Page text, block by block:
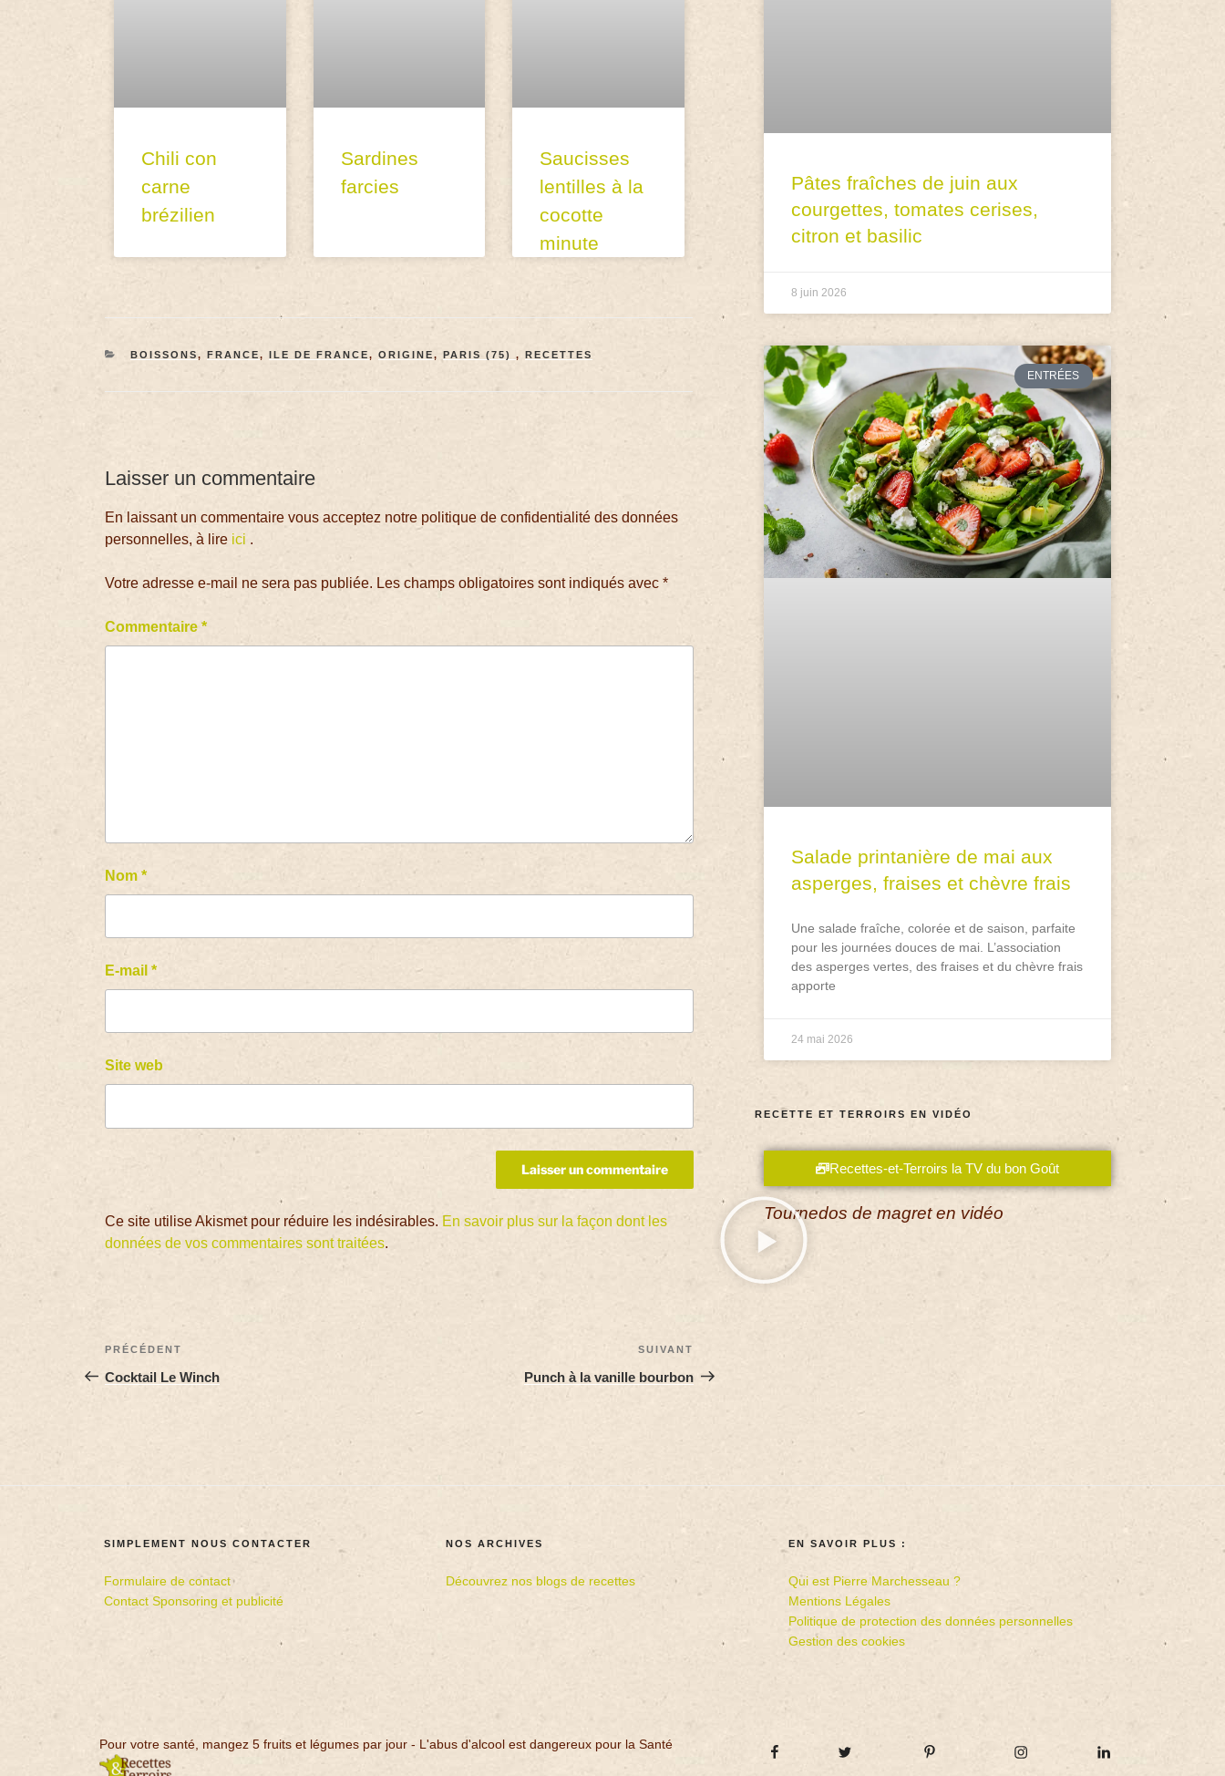
Chili con
carne
brézilien
Sardines
farcies
Saucisses
lentilles à la
cocotte
minute
BOISSONS, FRANCE, ILE DE FRANCE, ORIGINE, PARIS (75) , RECETTES
Laisser un commentaire
En laissant un commentaire vous acceptez notre politique de confidentialité des données
personnelles, à lire ici .
Votre adresse e-mail ne sera pas publiée. Les champs obligatoires sont indiqués avec*
Commentaire*
Nom*
E-mail*
Site web
Ce site utilise Akismet pour réduire les indésirables. En savoir plus sur la façon dont les
données de vos commentaires sont traitées.
PRÉCÉDENT
Cocktail Le Winch
SUIVANT
Punch à la vanille bourbon
Pâtes fraîches de juin aux
courgettes, tomates cerises,
citron et basilic
8 juin 2026
ENTRÉES
Salade printanière de mai aux
asperges, fraises et chèvre frais
Une salade fraîche, colorée et de saison, parfaite
pour les journées douces de mai. L’association
des asperges vertes, des fraises et du chèvre frais
apporte
24 mai 2026
RECETTE ET TERROIRS EN VIDÉO
Recettes-et-Terroirs la TV du bon Goût
Tournedos de magret en vidéo
SIMPLEMENT NOUS CONTACTER
Formulaire de contact
Contact Sponsoring et publicité
NOS ARCHIVES
Découvrez nos blogs de recettes
EN SAVOIR PLUS :
Qui est Pierre Marchesseau ?
Mentions Légales
Politique de protection des données personnelles
Gestion des cookies
Pour votre santé, mangez 5 fruits et légumes par jour - L'abus d'alcool est dangereux pour la Santé